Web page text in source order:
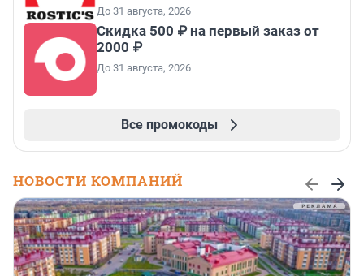
До 31 августа, 2026
Скидка 500 ₽ на первый заказ от
2000 ₽
До 31 августа, 2026
Все промокоды
НОВОСТИ КОМПАНИЙ